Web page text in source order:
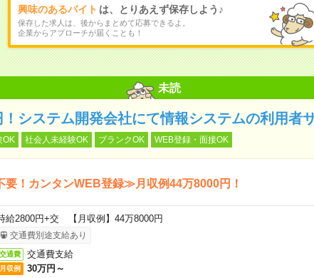
興味のあるバイト は、とりあえず保存しよう♪
保存した求人は、後からまとめて応募できるよ。
企業からアプローチが届くことも！
未読
システム開発会社にて情報システムの利用者
OK 社会人未経験OK ブランクOK WEB登録・面接OK
！カンタンWEB登録≫月収例44万8000円！
給2800円+交 【月収例】44万8000円
交通費別途支給あり
交通費 交通費支給
月収例 30万円～